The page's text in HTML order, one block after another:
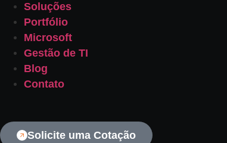
Soluções
Portfólio
Microsoft
Gestão de TI
Blog
Contato
Solicite uma Cotação